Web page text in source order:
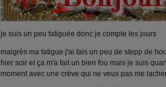
je suis un peu fatiguée donc je compte les jours
malgrès ma fatigue j'ai fais un peu de stepp de
hier soir et ça m'a fait un bien fou mais je suis
moment avec une crève qui ne veux pas me